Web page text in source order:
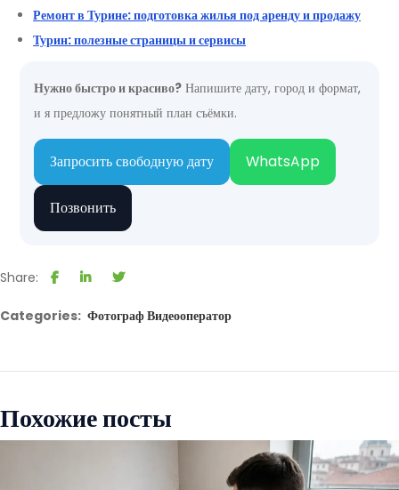
Ремонт в Турине: подготовка жилья под аренду и продажу
Турин: полезные страницы и сервисы
Нужно быстро и красиво? Напишите дату, город и формат,
и я предложу понятный план съёмки.
Запросить свободную дату WhatsApp
Позвонить
Share:
Categories: Фотограф Видеооператор
Похожие посты